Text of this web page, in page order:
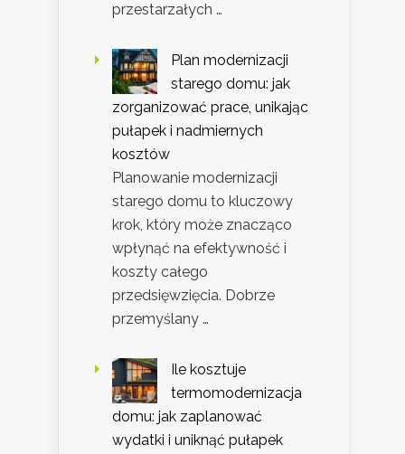
przestarzałych …
Plan modernizacji
starego domu: jak
zorganizować prace, unikając
pułapek i nadmiernych
kosztów
Planowanie modernizacji
starego domu to kluczowy
krok, który może znacząco
wpłynąć na efektywność i
koszty całego
przedsięwzięcia. Dobrze
przemyślany …
Ile kosztuje
termomodernizacja
domu: jak zaplanować
wydatki i uniknąć pułapek